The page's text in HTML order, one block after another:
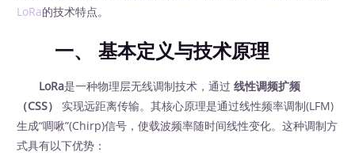
LoRa的技术特点。
一、基本定义与技术原理
LoRa是一种物理层无线调制技术，通过线性调频扩频
（CSS）
‍ 实现远距离传输。其核心原理是通过线性频率调制(LFM)
生成“啁啾”(Chirp)信号，使载波频率随时间线性变化。这种调制方
式具有以下优势：